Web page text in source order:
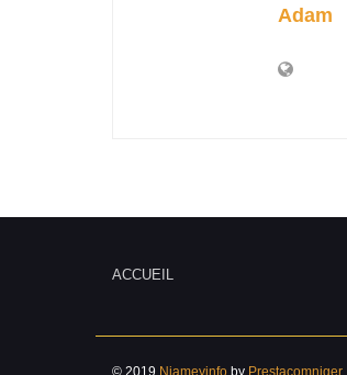
Adam
ACCUEIL